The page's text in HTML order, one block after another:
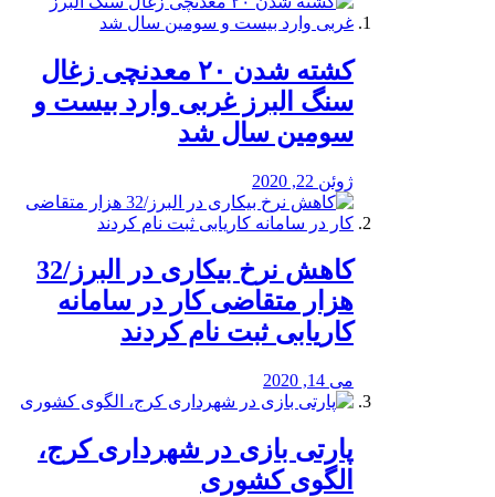
کشته شدن ۲۰ معدنچی زغال
سنگ البرز غربی وارد بیست و
سومین سال شد
ژوئن 22, 2020
کاهش نرخ بیکاری در البرز/32
هزار متقاضی کار در سامانه
کاریابی ثبت نام کردند
می 14, 2020
پارتی بازی در شهرداری کرج،
الگوی کشوری